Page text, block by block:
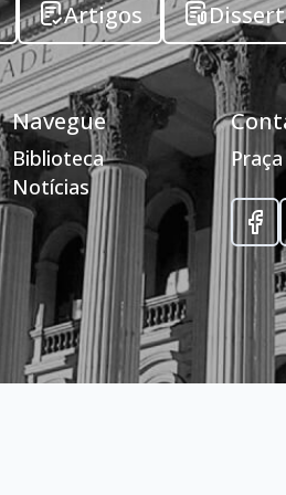
Artigos
Navegue
Biblioteca
Notícias